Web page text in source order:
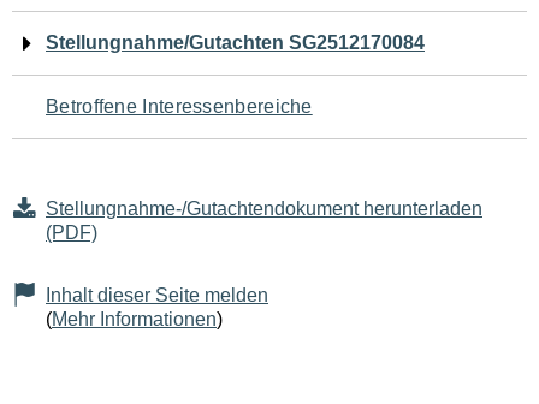
Navigation
für
den
Seiteninhalt
Stellungnahme/Gutachten SG2512170084
Betroffene Interessenbereiche
Stellungnahme-/Gutachtendokument herunterladen
(PDF)
Inhalt dieser Seite melden
(Mehr Informationen)